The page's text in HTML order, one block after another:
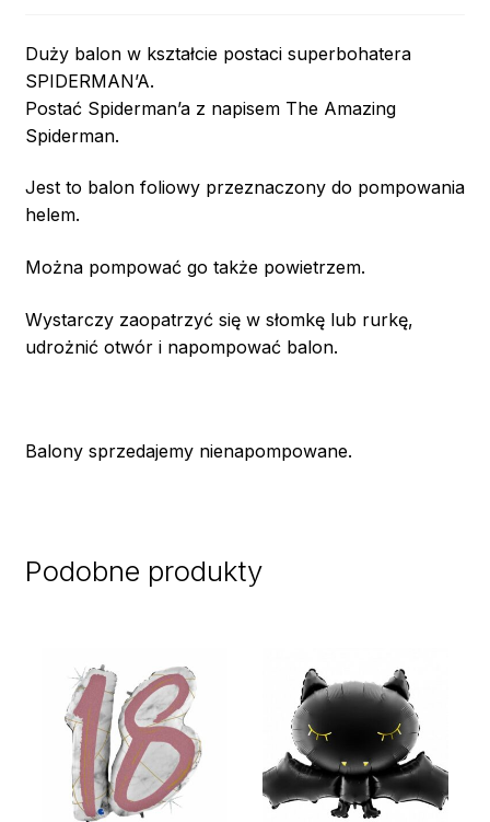
Duży balon w kształcie postaci superbohatera
SPIDERMAN’A.
Postać Spiderman’a z napisem The Amazing
Spiderman.
Jest to balon foliowy przeznaczony do pompowania
helem.
Można pompować go także powietrzem.
Wystarczy zaopatrzyć się w słomkę lub rurkę,
udrożnić otwór i napompować balon.
Balony sprzedajemy nienapompowane.
Podobne produkty